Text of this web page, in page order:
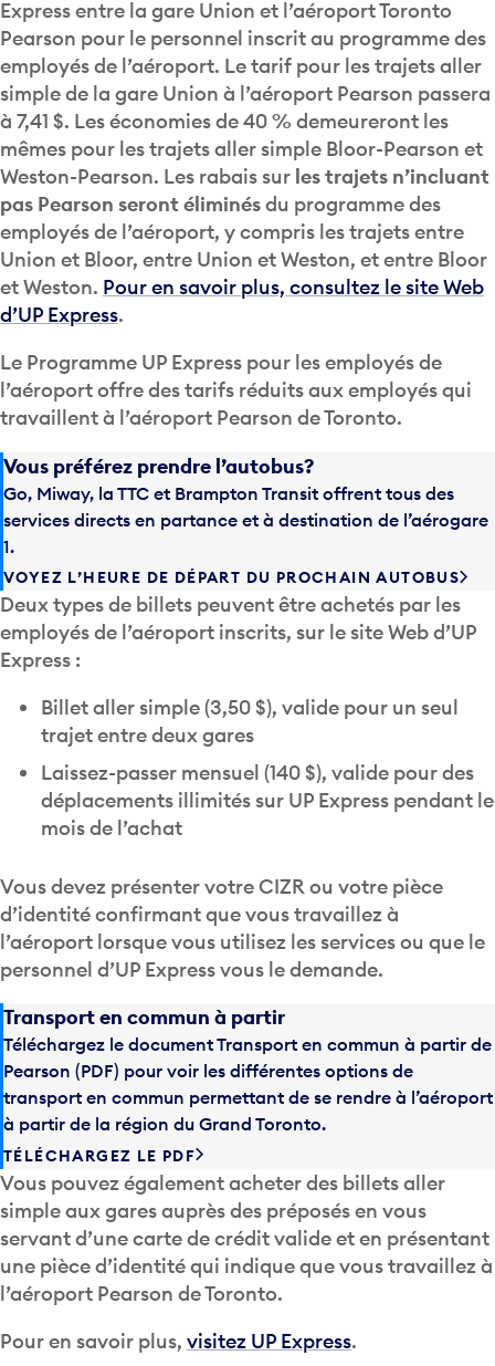
Pearson pour le personnel inscrit au programme des
employés de l’aéroport. Le tarif pour les trajets aller
simple de la gare Union à l’aéroport Pearson passera
à 7,41 $. Les économies de 40 % demeureront les
mêmes pour les trajets aller simple Bloor-Pearson et
Weston-Pearson. Les rabais surles trajets n’incluant
pas Pearson seront éliminésdu programme des
employés de l’aéroport, y compris les trajets entre
Union et Bloor, entre Union et Weston, et entre Bloor
et Weston.Pour en savoir plus, consultez le site Web
d’UP Express.
l’aéroport offre des tarifs réduits aux employés qui
travaillent à l’aéroport Pearson de Toronto.
Go, Miway, la TTC et Brampton Transit offrent tous des
services directs en partance et à destination de l’aérogare
1.
VOYEZ L’HEURE DE DÉPART DU PROCHAIN AUTOBUS
Deux types de billets peuvent être achetés par les
employés de l’aéroport inscrits, sur le site Web d’UP
Express :
trajet entre deux gares
Laissez-passer mensuel (140 $), valide pour des
déplacements illimités sur UP Express pendant le
mois de l’achat
d’identité confirmant que vous travaillez à
l’aéroport lorsque vous utilisez les services ou que le
personnel d’UP Express vous le demande.
Téléchargez le document Transport en commun à partir de
Pearson (PDF) pour voir les différentes options de
transport en commun permettant de se rendre à l’aéroport
à partir de la région du Grand Toronto.
TÉLÉCHARGEZ LE PDF
Vous pouvez également acheter des billets aller
simple aux gares auprès des préposés en vous
servant d’une carte de crédit valide et en présentant
une pièce d’identité qui indique que vous travaillez à
l’aéroport Pearson de Toronto.